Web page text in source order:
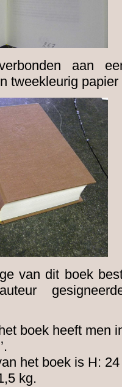
aan
tweekleurig
van dit boek
boek heeft men
het boek is H:
kg.